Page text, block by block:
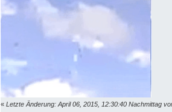
« Letzte Änderung: April 06, 2015, 12:30:40 Nachmittag